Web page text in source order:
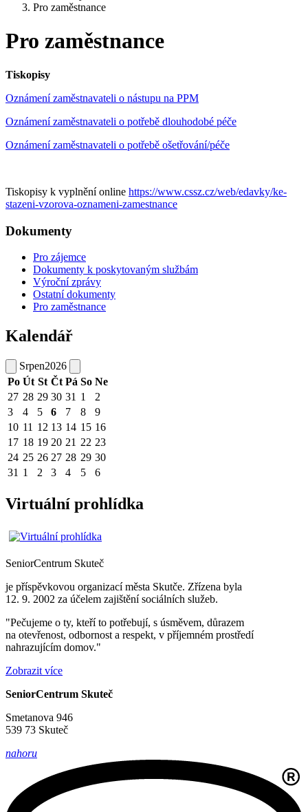
Pro zaměstnance
Pro zaměstnance
Tiskopisy
Oznámení zaměstnavateli o nástupu na PPM
Oznámení zaměstnavateli o potřebě dlouhodobé péče
Oznámení zaměstnavateli o potřebě ošetřování/péče
Tiskopisy k vyplnění online https://www.cssz.cz/web/edavky/ke-
stazeni-vzorova-oznameni-zamestnance
Dokumenty
Pro zájemce
Dokumenty k poskytovaným službám
Výroční zprávy
Ostatní dokumenty
Pro zaměstnance
Kalendář
Srpen2026
Po Út St Čt Pá So Ne
27 28 29 30 31 1
2
3
4 5 6 7 8
9
10 11 12 13 14 15 16
17 18 19 20 21 22 23
24 25 26 27 28 29 30
31 1 2 3 4 5 6
Virtuální prohlídka
SeniorCentrum Skuteč
je příspěvkovou organizací města Skutče. Zřízena byla
12. 9. 2002 za účelem zajištění sociálních služeb.
"Pečujeme o ty, kteří to potřebují, s úsměvem, důrazem
na otevřenost, odbornost a respekt, v příjemném prostředí
nahrazujícím domov."
Zobrazit více
SeniorCentrum Skuteč
Smetanova 946
539 73 Skuteč
nahoru